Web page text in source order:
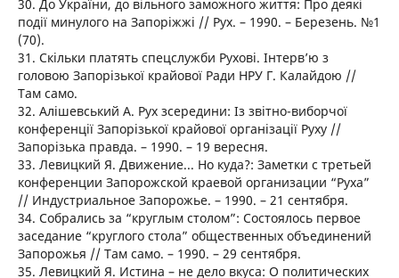
30. До України, до вільного заможного життя: Про деякі
події минулого на Запоріжжі // Рух. – 1990. – Березень. №1
(70).
31. Скільки платять спецслужби Рухові. Інтерв’ю з
головою Запорізької крайової Ради НРУ Г. Калайдою //
Там само.
32. Алішевський А. Рух зсередини: Із звітно-виборчої
конференції Запорізької крайової організації Руху //
Запорізька правда. – 1990. – 19 вересня.
33. Левицкий Я. Движение... Но куда?: Заметки с третьей
конференции Запорожской краевой организации “Руха”
// Индустриальное Запорожье. – 1990. – 21 сентября.
34. Собрались за “круглым столом”: Состоялось первое
заседание “круглого стола” общественных объединений
Запорожья // Там само. – 1990. – 29 сентября.
35. Левицкий Я. Истина – не дело вкуса: О политических